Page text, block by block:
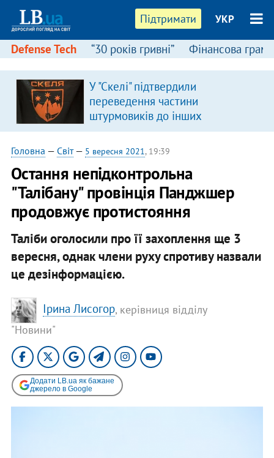
Підтримати УКР
Defense Tech “30 років гривні” Фінансова
У "Скелі" підтвердили
переведення частини
штурмовиків до інших
підрозділів
Головна — Світ— 5 вересня 2021, 19:39
Остання непідконтрольна
"Талібану" провінція Панджшер
продовжує протистояння
Таліби оголосили про її захоплення ще 3
вересня, однак члени руху спротиву назвали
це дезінформацією.
Ірина Лисогор, керівниця відділу
"Новини"
Додати LB.ua як бажане
джерело в Google